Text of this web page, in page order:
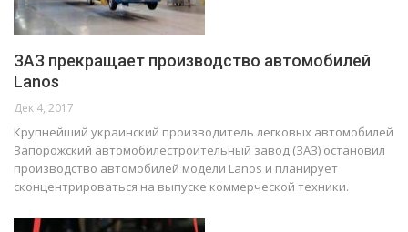
ЗАЗ прекращает производство автомобилей
Lanos
Дек 4, 2017
Крупнейший украинский производитель легковых автомобилей
Запорожский автомобилестроительный завод (ЗАЗ) остановил
производство автомобилей модели Lanos и планирует
сконцентрироваться на выпуске коммерческой техники.